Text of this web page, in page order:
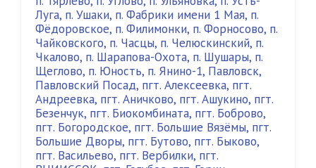
Луга, п. Ушаки, п. Фабрики имени 1 Мая, п.
Фёдоровское, п. Филимонки, п. Форносово, п.
Чайковского, п. Часцы, п. Челюскинский, п.
Чкалово, п. Шарапова-Охота, п. Шушары, п.
Щеглово, п. Юность, п. Янино-1, Павловск,
Павловский Посад, пгт. Алексеевка, пгт.
Андреевка, пгт. Аничково, пгт. Ашукино, пгт.
Безенчук, пгт. Биокомбината, пгт. Боброво,
пгт. Богородское, пгт. Большие Вязёмы, пгт.
Большие Дворы, пгт. Бутово, пгт. Быково,
пгт. Васильево, пгт. Вербилки, пгт.